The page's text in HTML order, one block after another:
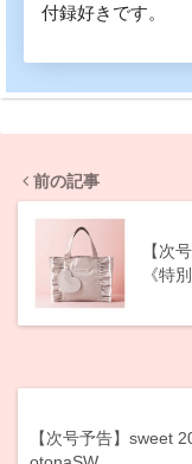
付録好きです。
前の記事
【次
《特
【次号予告】sweet